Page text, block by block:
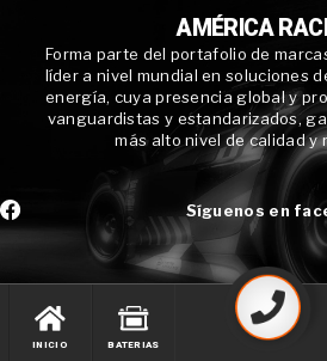
AMÉRICA
Forma parte del portafolio de
líder a nivel mundial en soluciones
energía, cuya presencia global y
vanguardistas y estandarizados,
más alto nivel de calidad y
Síguenos en
INICIO BATERIAS